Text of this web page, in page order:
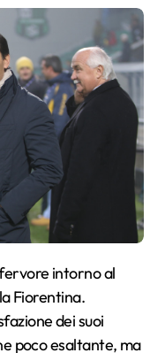
Fiorentina.
dei suoi
poco esaltante, ma